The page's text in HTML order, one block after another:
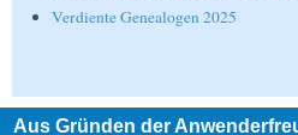
Verdiente Genealogen 2025
Aus Gründen der